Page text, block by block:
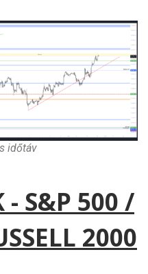
időtáv
- S&P 500 /
2000